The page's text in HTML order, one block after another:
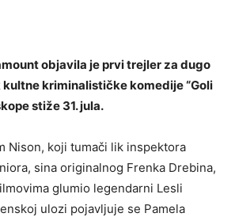
objavila je prvi trejler za dugo
kriminalističke komedije “Goli
stiže 31. jula.
Nison, koji tumači lik inspektora
sina originalnog Frenka Drebina,
glumio legendarni Lesli
ulozi pojavljuje se Pamela